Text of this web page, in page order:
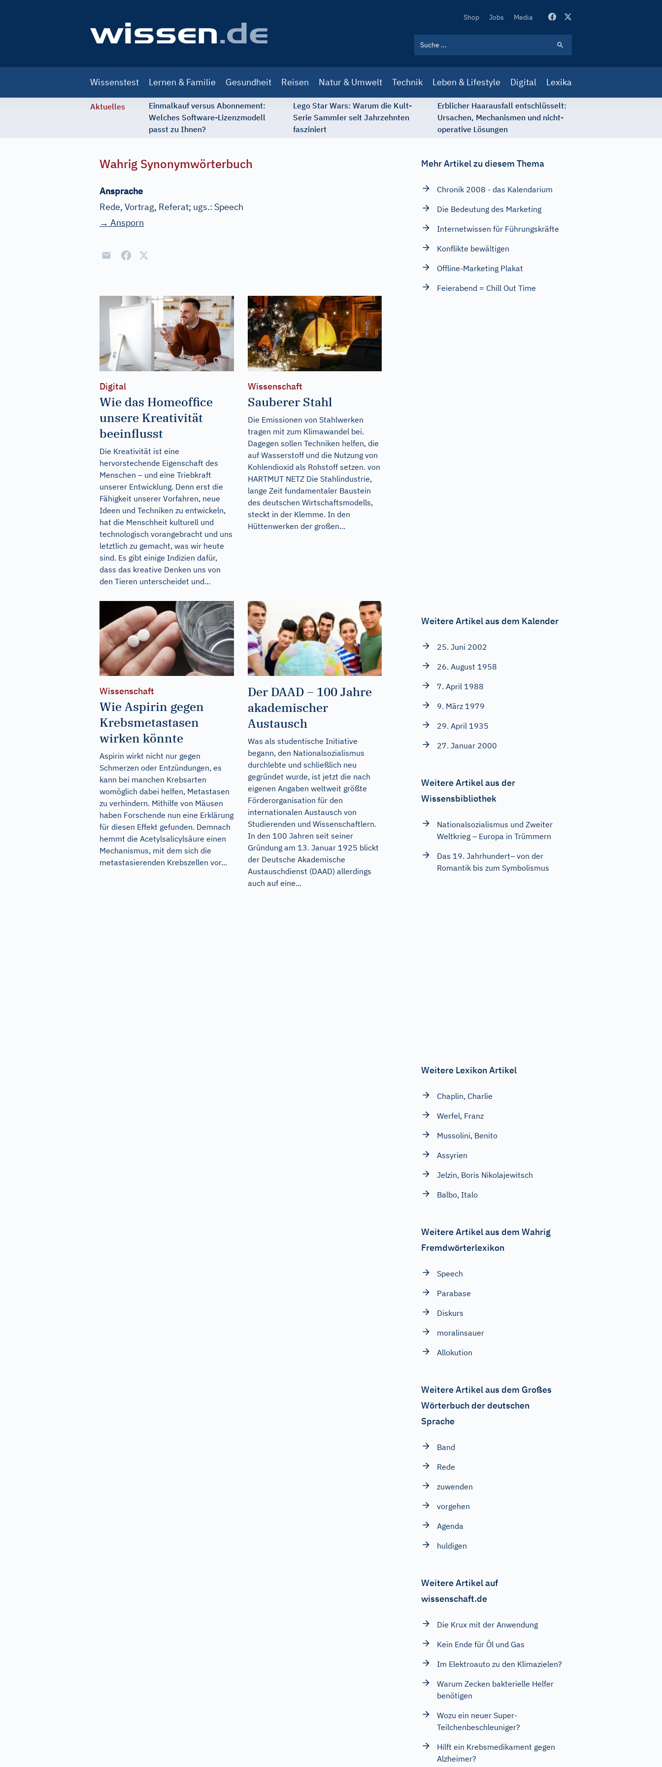
Secondary
Shop Jobs Media
navigation
Wissenstest Lernen & Familie Gesundheit Reisen Natur & Umwelt Technik Leben & Lifestyle Digital Lexika
Aktuelles
Einmalkauf versus Abonnement:
Welches Software-Lizenzmodell
passt zu Ihnen?
Lego Star Wars: Warum die Kult-
Serie Sammler seit Jahrzehnten
fasziniert
Erblicher Haarausfall entschlüsselt:
Ursachen, Mechanismen und nicht-
operative Lösungen
Wahrig Synonymwörterbuch
Ansprache
Rede, Vortrag, Referat; ugs.: Speech
→ Ansporn
Digital
Wie das Homeoffice
unsere Kreativität
beeinflusst
Die Kreativität ist eine
hervorstechende Eigenschaft des
Menschen – und eine Triebkraft
unserer Entwicklung. Denn erst die
Fähigkeit unserer Vorfahren, neue
Ideen und Techniken zu entwickeln,
hat die Menschheit kulturell und
technologisch vorangebracht und uns
letztlich zu gemacht, was wir heute
sind. Es gibt einige Indizien dafür,
dass das kreative Denken uns von
den Tieren unterscheidet und...
Wissenschaft
Sauberer Stahl
Die Emissionen von Stahlwerken
tragen mit zum Klimawandel bei.
Dagegen sollen Techniken helfen, die
auf Wasserstoff und die Nutzung von
Kohlendioxid als Rohstoff setzen. von
HARTMUT NETZ Die Stahlindustrie,
lange Zeit fundamentaler Baustein
des deutschen Wirtschaftsmodells,
steckt in der Klemme. In den
Hüttenwerken der großen...
Wissenschaft
Wie Aspirin gegen
Krebsmetastasen
wirken könnte
Aspirin wirkt nicht nur gegen
Schmerzen oder Entzündungen, es
kann bei manchen Krebsarten
womöglich dabei helfen, Metastasen
zu verhindern. Mithilfe von Mäusen
haben Forschende nun eine Erklärung
für diesen Effekt gefunden. Demnach
hemmt die Acetylsalicylsäure einen
Mechanismus, mit dem sich die
metastasierenden Krebszellen vor...
Der DAAD – 100 Jahre
akademischer
Austausch
Was als studentische Initiative
begann, den Nationalsozialismus
durchlebte und schließlich neu
gegründet wurde, ist jetzt die nach
eigenen Angaben weltweit größte
Förderorganisation für den
internationalen Austausch von
Studierenden und Wissenschaftlern.
In den 100 Jahren seit seiner
Gründung am 13. Januar 1925 blickt
der Deutsche Akademische
Austauschdienst (DAAD) allerdings
auch auf eine...
Mehr Artikel zu diesem Thema
Chronik 2008 - das Kalendarium
Die Bedeutung des Marketing
Internetwissen für Führungskräfte
Konflikte bewältigen
Offline-Marketing Plakat
Feierabend = Chill Out Time
Weitere Artikel aus dem Kalender
25. Juni 2002
26. August 1958
7. April 1988
9. März 1979
29. April 1935
27. Januar 2000
Weitere Artikel aus der
Wissensbibliothek
Nationalsozialismus und Zweiter
Weltkrieg – Europa in Trümmern
Das 19. Jahrhundert– von der
Romantik bis zum Symbolismus
Weitere Lexikon Artikel
Chaplin, Charlie
Werfel, Franz
Mussolini, Benito
Assyrien
Jelzin, Boris Nikolajewitsch
Balbo, Italo
Weitere Artikel aus dem Wahrig
Fremdwörterlexikon
Speech
Parabase
Diskurs
moralinsauer
Allokution
Weitere Artikel aus dem Großes
Wörterbuch der deutschen
Sprache
Band
Rede
zuwenden
vorgehen
Agenda
huldigen
Weitere Artikel auf
wissenschaft.de
Die Krux mit der Anwendung
Kein Ende für Öl und Gas
Im Elektroauto zu den Klimazielen?
Warum Zecken bakterielle Helfer
benötigen
Wozu ein neuer Super-
Teilchenbeschleuniger?
Hilft ein Krebsmedikament gegen
Alzheimer?